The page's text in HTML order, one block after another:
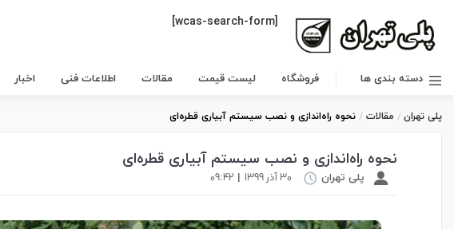
[wcas-search-form]
دسته بندی ها فروشگاه لیست قیمت مقالات اطلاعات فنی اخبار
پلی تهران مقالات نحوه راه‌اندازی و نصب سیستم‌ آبیاری قطره‌ای
نحوه راه‌اندازی و نصب سیستم‌ آبیاری قطره‌ای
پلی تهران ۳۰ آذر ۱۳۹۹ | ۰۹:۴۲